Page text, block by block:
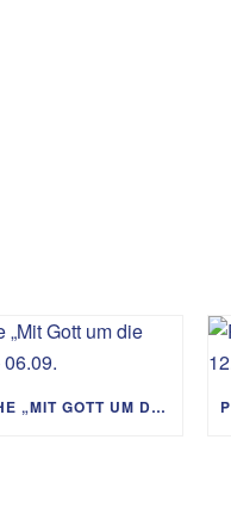
PREDIGTREIHE „MIT GOTT UM DIE WELT“ 02.08. – 06.09.